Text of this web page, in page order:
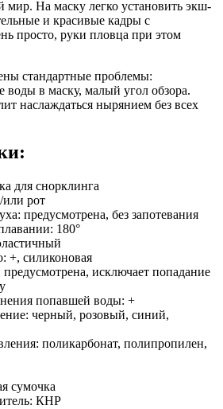
мир. На маску легко установить экш-
и красивые кадры с
просто, руки пловца при этом
стандартные проблемы:
воды в маску, малый угол обзора.
наслаждаться нырянием без всех
для снорклинга
или рот
предусмотрена, без запотевания
180°
+, силиконовая
исключает попадание
попавшей воды: +
черный, розовый, синий,
поликарбонат, полипропилен,
сумочка
КНР